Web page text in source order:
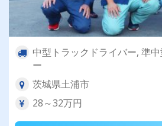
中型トラックドライバー, 準
ー
茨城県土浦市
28～32万円